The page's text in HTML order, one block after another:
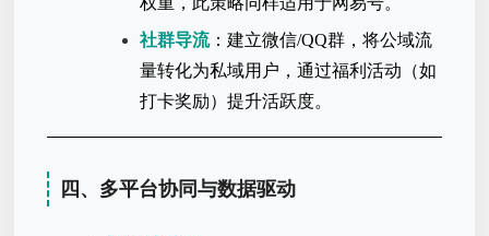
社群导流：建立微信/QQ群，将公域流
量转化为私域用户，通过福利活动（如
打卡奖励）提升活跃度。
四、多平台协同与数据驱动